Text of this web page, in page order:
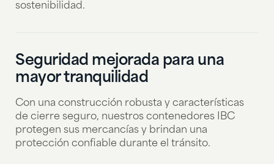
sostenibilidad.
Seguridad mejorada para una
mayor tranquilidad
Con una construcción robusta y características
de cierre seguro, nuestros contenedores IBC
protegen sus mercancías y brindan una
protección confiable durante el tránsito.